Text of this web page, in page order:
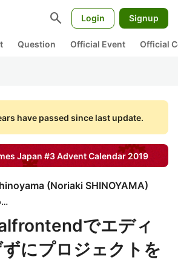
search Login Signup
Question Official Event Official
have passed since last update.
Japan #3Advent Calendar2019
(Noriaki SHINOYAMA)
Epic Games Japan
でエディ
にプロジェクトを